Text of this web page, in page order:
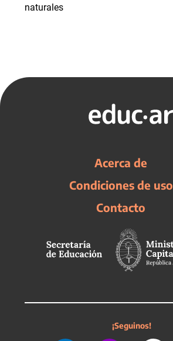
naturales
Acerca de
Condiciones de uso
Contacto
¡Seguinos!